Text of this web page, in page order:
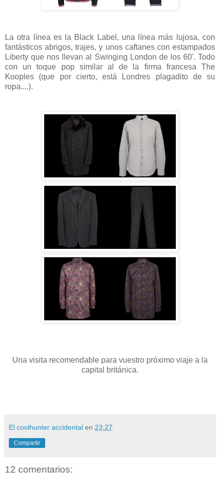
La otra línea es la Black Label, una línea más lujosa, con
fantásticos abrigos, trajes, y unos caftanes con estampados
Liberty que nos llevan al Swinging London de los 60'. Todo
con un toque pop similar al de la firma francesa The
Kooples (que por cierto, está Londres plagadito de su
ropa....).
Una visita recomendable para vuestro próximo viaje a la
capital británica.
El coolhunter accidental en 23:27
Compartir
12 comentarios: